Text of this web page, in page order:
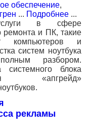
обеспечение,
... Подробнее ...
в сфере
ремонта и ПК, такие
компьютеров и
систем ноутбука
разбором.
системного блока
«апгрейд»
рекламы